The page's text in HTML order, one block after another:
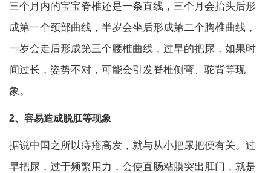
三个月内的宝宝脊椎还是一条直线，三个月会抬头后形
成第一个颈部曲线，半岁会坐后形成第二个胸椎曲线，
一岁会走后形成第三个腰椎曲线，过早的把尿，如果时
间过长，姿势不对，可能会引发脊椎侧弯、驼背等现
象。
2、容易造成脱肛等现象
据说中国之所以痔疮高发，就与从小把尿把便有关。过
早把尿，过于频繁用力，会使直肠粘膜突出肛门，就是